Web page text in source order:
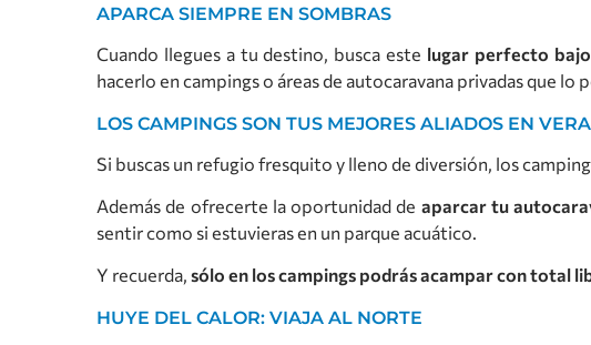
APARCA SIEMPRE EN SOMBRAS
Cuando llegues a tu destino, busca este lugar perfecto
hacerlo en campings o áreas de autocaravana privadas que lo
LOS CAMPINGS SON TUS MEJORES ALIADOS EN
Si buscas un refugio fresquito y lleno de diversión, los
Además de ofrecerte la oportunidad de aparcar tu
sentir como si estuvieras en un parque acuático.
Y recuerda, sólo en los campings podrás acampar con total
HUYE DEL CALOR: VIAJA AL NORTE